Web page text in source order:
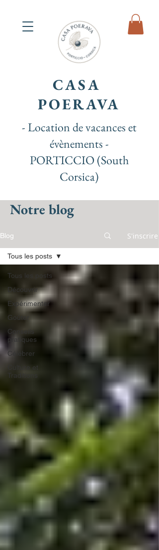
CASA
POERAVA
- Location de vacances et
évènements -
PORTICCIO (South
Corsica)
Notre blog
Blog S'inscrire
Tous les posts
Découvrir
Expérimenter
Goûter
Conseils
pratiques
Célébrer
Culture et
Traditions
Tous les posts